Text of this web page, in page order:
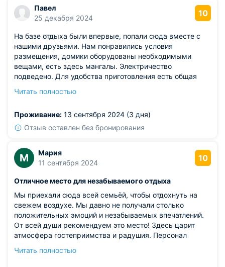
Павел
25 декабря 2024
10
На базе отдыха были впервые, попали сюда вместе с
нашими друзьями. Нам понравились условия
размещения, домики оборудованы необходимыми
вещами, есть здесь мангалы. Электричество
подведено. Для удобства приготовления есть общая
разные вопросы. Из дополнительных услуг можно
Читать полностью
Проживание: 13 сентября 2024 (3 дня)
Отзыв оставлен без бронирования
М
Мария
11 сентября 2024
10
Отличное место для незабываемого отдыха
Мы приехали сюда всей семьёй, чтобы отдохнуть на
свежем воздухе. Мы давно не получали столько
положительных эмоций и незабываемых впечатлений.
От всей души рекомендуем это место! Здесь царит
атмосфера гостеприимства и радушия. Персонал
подсказать. В апартаментах чисто и уютно, нет
Читать полностью